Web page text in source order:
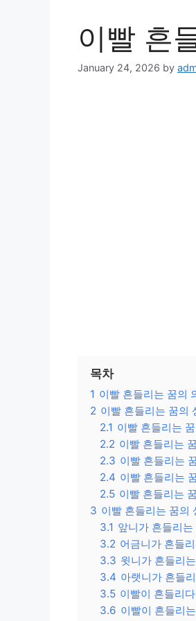
이빨 흔
January 24, 2026 by
목차
1 이빨 흔들리는 꿈의
2 이빨 흔들리는 꿈의
2.1 이빨 흔들리는
2.2 이빨 흔들리는
2.3 이빨 흔들리는
2.4 이빨 흔들리는
2.5 이빨 흔들리는
3 이빨 흔들리는 꿈의
3.1 앞니가 흔들리는
3.2 어금니가 흔들
3.3 윗니가 흔들리
3.4 아랫니가 흔들
3.5 이빨이 흔들리
3.6 이빨이 흔들리